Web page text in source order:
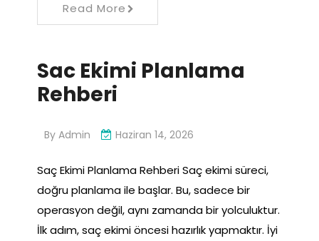
Read More
Sac Ekimi Planlama
Rehberi
By Admin Haziran 14, 2026
Saç Ekimi Planlama Rehberi Saç ekimi süreci,
doğru planlama ile başlar. Bu, sadece bir
operasyon değil, aynı zamanda bir yolculuktur.
İlk adım, saç ekimi öncesi hazırlık yapmaktır. İyi